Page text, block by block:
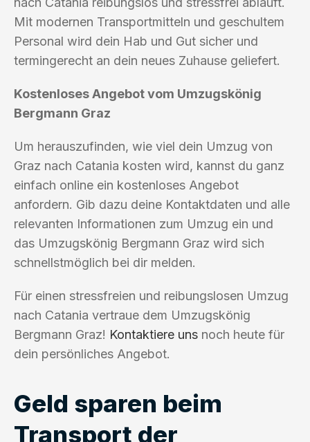
Mit modernen Transportmitteln und geschultem
Personal wird dein Hab und Gut sicher und
termingerecht an dein neues Zuhause geliefert.
Kostenloses Angebot vom Umzugskönig
Bergmann Graz
Um herauszufinden, wie viel dein Umzug von
Graz nach Catania kosten wird, kannst du ganz
einfach online ein kostenloses Angebot
anfordern. Gib dazu deine Kontaktdaten und alle
relevanten Informationen zum Umzug ein und
das Umzugskönig Bergmann Graz wird sich
schnellstmöglich bei dir melden.
Für einen stressfreien und reibungslosen Umzug
nach Catania vertraue dem Umzugskönig
Bergmann Graz! Kontaktiere uns noch heute für
dein persönliches Angebot.
Geld sparen beim
Transport der